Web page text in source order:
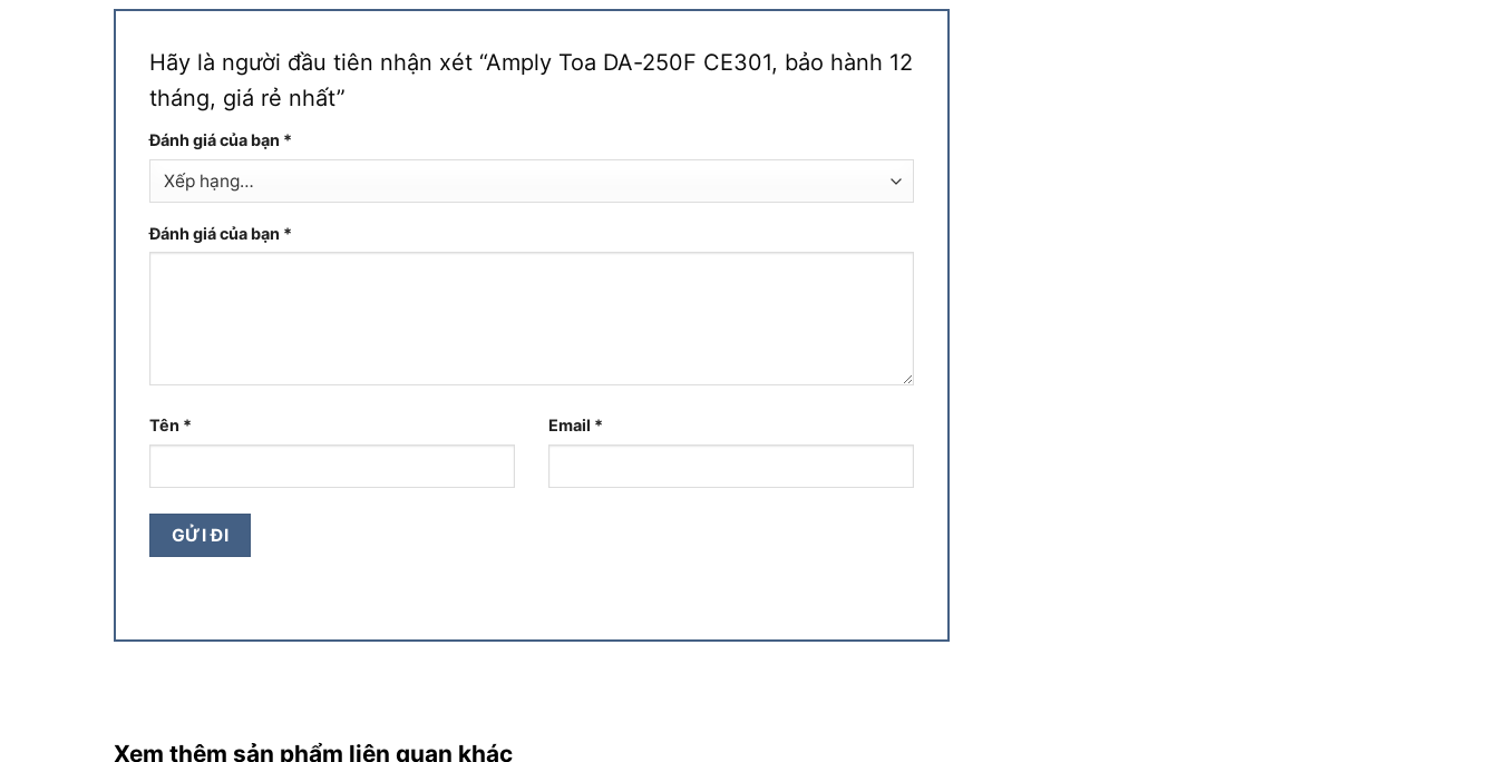
Hãy là người đầu tiên nhận xét “Amply Toa DA-250F CE301, bảo hành 12
tháng, giá rẻ nhất”
Đánh giá của bạn *
Đánh giá của bạn *
Tên * Email *
Xem thêm sản phẩm liên quan khác